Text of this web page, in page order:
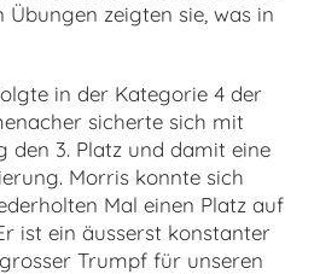
zeigten sie, was in
in der Kategorie 4 der
sicherte sich mit
den 3. Platz und damit eine
Morris konnte sich
Mal einen Platz auf
ist ein äusserst konstanter
Trumpf für unseren